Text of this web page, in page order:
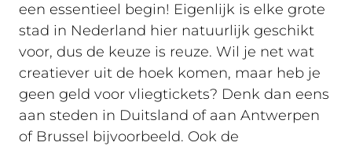
een essentieel begin! Eigenlijk is elke grote
stad in Nederland hier natuurlijk geschikt
voor, dus de keuze is reuze. Wil je net wat
creatiever uit de hoek komen, maar heb je
geen geld voor vliegtickets? Denk dan eens
aan steden in Duitsland of aan Antwerpen
of Brussel bijvoorbeeld. Ook de